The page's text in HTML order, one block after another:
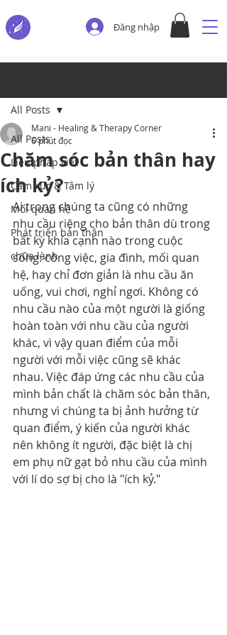
Đăng nhập
All Posts
Liệu pháp viết
Cảm xúc & Tâm lý
Mối quan hệ
Phát triển bản thân
chữa lành
All Posts
Chăm sóc bản thân hay
ích kỷ?
Mani - Healing & Therapy Corner
6 phút đọc
Ai trong chúng ta cũng có những
nhu cầu riêng cho bản thân dù trong
bất kỳ khía cạnh nào trong cuộc
sống: công việc, gia đình, mối quan
hệ, hay chỉ đơn giản là nhu cầu ăn
uống, vui chơi, nghỉ ngơi. Không có
nhu cầu nào của một người là giống
hoàn toàn với nhu cầu của người
khác, vì vậy quan điểm của mỗi
người với mỗi việc cũng sẽ khác
nhau. Việc đáp ứng các nhu cầu của
mình bản chất là chăm sóc bản thân,
nhưng vì chúng ta bị ảnh hưởng từ
quan điểm, ý kiến của người khác
nên không ít người, đặc biệt là chị
em phụ nữ gạt bỏ nhu cầu của mình
với lí do sợ bị cho là "ích kỷ."